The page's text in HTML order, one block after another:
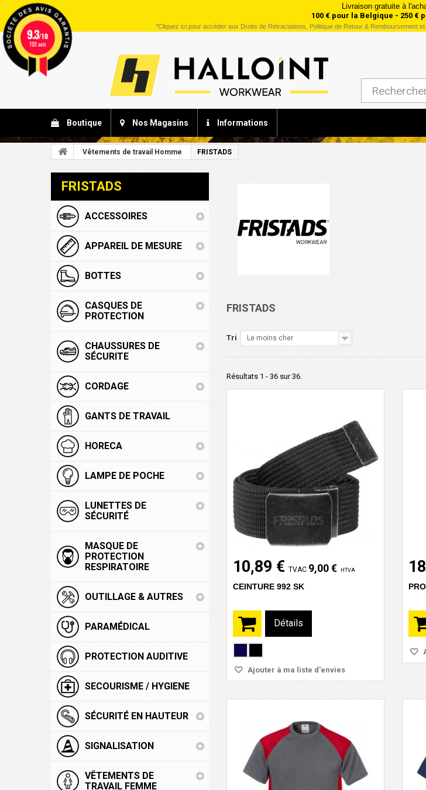
Livraison gratuite à
100 € pour la Belgique - 250 €
*Cliquez icipour accéder aux Droits de Rétractations, Politique de Retour & Remboursement
Boutique Nos Magasins Informations
Vêtements de travail Homme FRISTADS
FRISTADS
ACCESSOIRES
APPAREIL DE MESURE
BOTTES
CASQUES DE
PROTECTION
CHAUSSURES DE
SÉCURITE
CORDAGE
GANTS DE TRAVAIL
HORECA
LAMPE DE POCHE
LUNETTES DE
SÉCURITÉ
MASQUE DE
PROTECTION
RESPIRATOIRE
OUTILLAGE & AUTRES
PARAMÉDICAL
PROTECTION AUDITIVE
SECOURISME / HYGIENE
SÉCURITÉ EN HAUTEUR
SIGNALISATION
VÊTEMENTS DE
TRAVAIL FEMME
FRISTADS
Tri Le moins cher
Résultats 1 - 36 sur 36.
10,89 € TVAC 9,00 € HTVA
CEINTURE 992 SK
Détails
Ajouter à ma liste d'envies
9.3/10
703 avis